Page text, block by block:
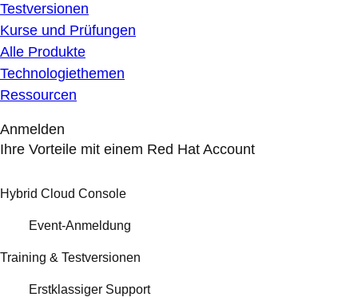
Testversionen
Kurse und Prüfungen
Alle Produkte
Technologiethemen
Ressourcen
Anmelden
Ihre Vorteile mit einem Red Hat Account
Hybrid Cloud Console
Event-Anmeldung
Training & Testversionen
Erstklassiger Support